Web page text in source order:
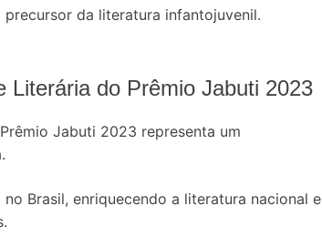
da literatura infantojuvenil.
Literária do Prêmio Jabuti 2023
Jabuti 2023 representa um
Brasil, enriquecendo a literatura nacional e